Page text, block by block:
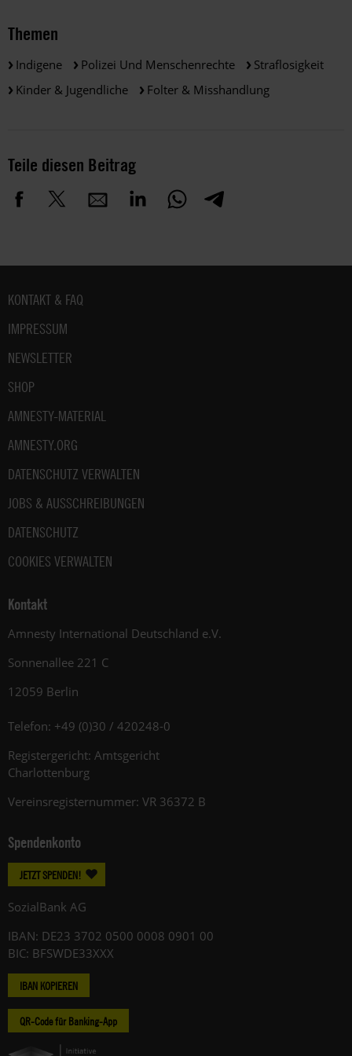
Themen
Indigene Polizei Und Menschenrechte
Straflosigkeit
Kinder & Jugendliche
Folter & Misshandlung
Teile diesen Beitrag
Fußbereich
KONTAKT & FAQ
IMPRESSUM
NEWSLETTER
SHOP
AMNESTY-MATERIAL
AMNESTY.ORG
DATENSCHUTZ VERWALTEN
JOBS & AUSSCHREIBUNGEN
DATENSCHUTZ
COOKIES VERWALTEN
Kontakt
Amnesty International Deutschland e.V.
Sonnenallee 221 C
12059 Berlin
Telefon: +49 (0)30 / 420248-0
Registergericht: Amtsgericht
Charlottenburg
Vereinsregisternummer: VR 36372 B
Spendenkonto
JETZT SPENDEN!
SozialBank AG
IBAN: DE23 3702 0500 0008 0901 00
BIC: BFSWDE33XXX
IBAN KOPIEREN
QR-Code für Banking-App